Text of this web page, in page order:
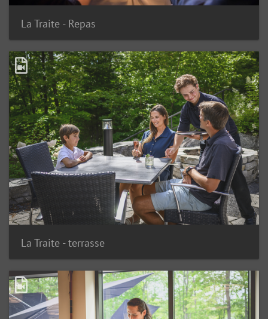
La Traite - Repas
La Traite - terrasse